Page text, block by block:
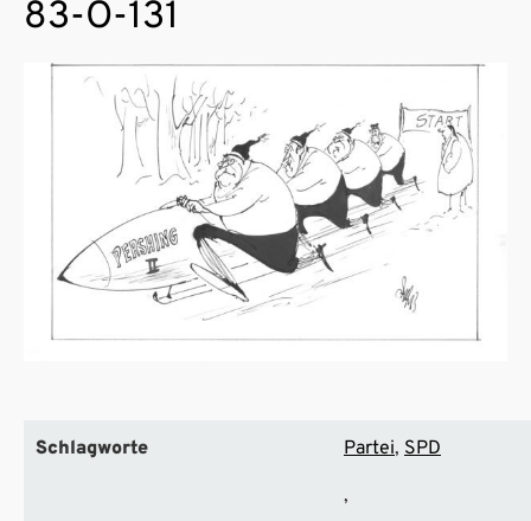
83-O-131
Schlagworte Partei SPD